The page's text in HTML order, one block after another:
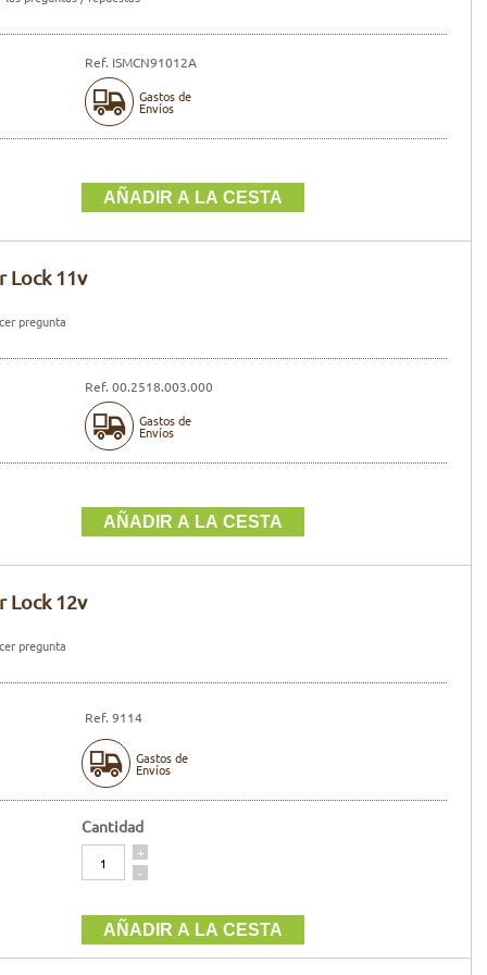
Ref. ISMCN91012A
Gastos de
Envíos
Lock 11v
pregunta
Ref. 00.2518.003.000
Gastos de
Envíos
Lock 12v
pregunta
Ref. 9114
Gastos de
Envíos
Cantidad
Cantidad
+
-